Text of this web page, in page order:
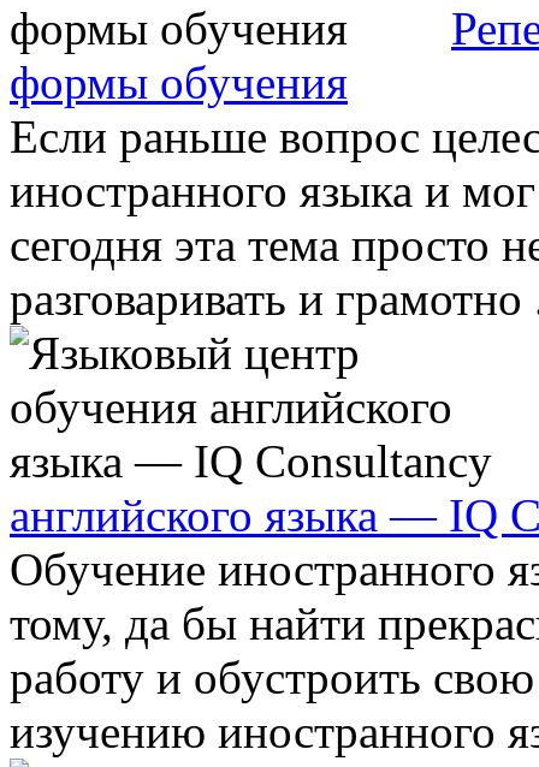
формы обучения
Если раньше вопрос
иностранного языка и
сегодня эта тема просто
разговаривать и грамотно
английского языка — IQ
Обучение иностранного
тому, да бы найти
работу и обустроить
изучению иностранного